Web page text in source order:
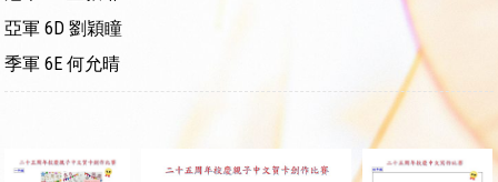
亞軍 6D 劉穎瞳
季軍 6E 何允晴